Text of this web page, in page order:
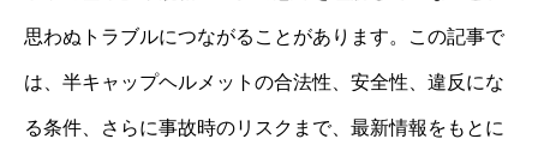
思わぬトラブルにつながることがあります。この記事で
は、半キャップヘルメットの合法性、安全性、違反にな
る条件、さらに事故時のリスクまで、最新情報をもとに